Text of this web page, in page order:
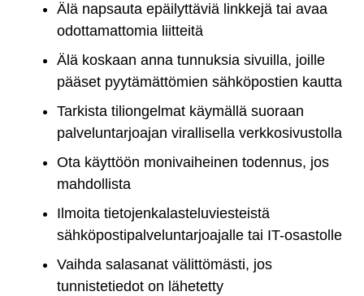
Älä napsauta epäilyttäviä linkkejä tai avaa
odottamattomia liitteitä
Älä koskaan anna tunnuksia sivuilla, joille
pääset pyytämättömien sähköpostien kautta
Tarkista tiliongelmat käymällä suoraan
palveluntarjoajan virallisella verkkosivustolla
Ota käyttöön monivaiheinen todennus, jos
mahdollista
Ilmoita tietojenkalasteluviesteistä
sähköpostipalveluntarjoajalle tai IT-osastolle
Vaihda salasanat välittömästi, jos
tunnistetiedot on lähetetty